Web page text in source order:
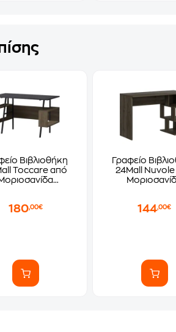
Βιβλιοθήκη
Toccare από
180,00€
Γραφείo
24Mall
144,00€